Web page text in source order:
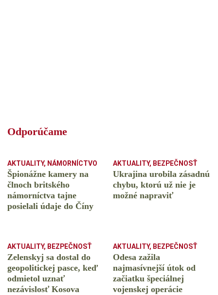
Odporúčame
AKTUALITY, NÁMORNÍCTVO
Špionážne kamery na
člnoch britského
námorníctva tajne
posielali údaje do Číny
AKTUALITY, BEZPEČNOSŤ
Ukrajina urobila zásadnú
chybu, ktorú už nie je
možné napraviť
AKTUALITY, BEZPEČNOSŤ
Zelenskyj sa dostal do
geopolitickej pasce, keď
odmietol uznať
nezávislosť Kosova
AKTUALITY, BEZPEČNOSŤ
Odesa zažila
najmasívnejší útok od
začiatku špeciálnej
vojenskej operácie